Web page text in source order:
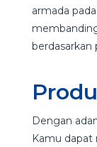
armada
berdasarkan
Dengan
Kamu